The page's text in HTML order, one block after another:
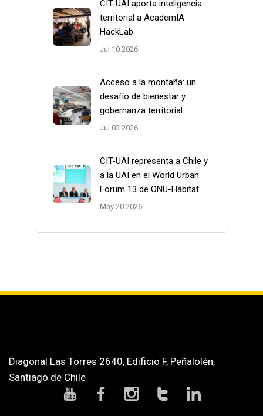
CIT-UAI aporta inteligencia
territorial a AcademIA
HackLab
Jul 10 2026
Acceso a la montaña: un
desafío de bienestar y
gobernanza territorial
Jul 03 2026
CIT-UAI representa a Chile y
a la UAI en el World Urban
Forum 13 de ONU-Hábitat
May 20 2026
Diagonal Las Torres 2640, Edificio F, Peñalolén,
Santiago de Chile